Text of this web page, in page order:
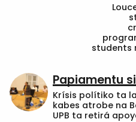
students
Papiamentu
Krísis polítiko ta
kabes atrobe na
UPB ta retirá